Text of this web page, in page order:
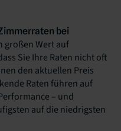
bei
großen Wert auf
Sie Ihre Raten nicht oft
den aktuellen Preis
Raten führen auf
– und
auf die niedrigsten